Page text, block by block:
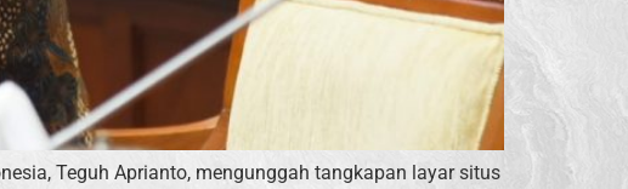
Teguh Aprianto, mengunggah tangkapan layar situs